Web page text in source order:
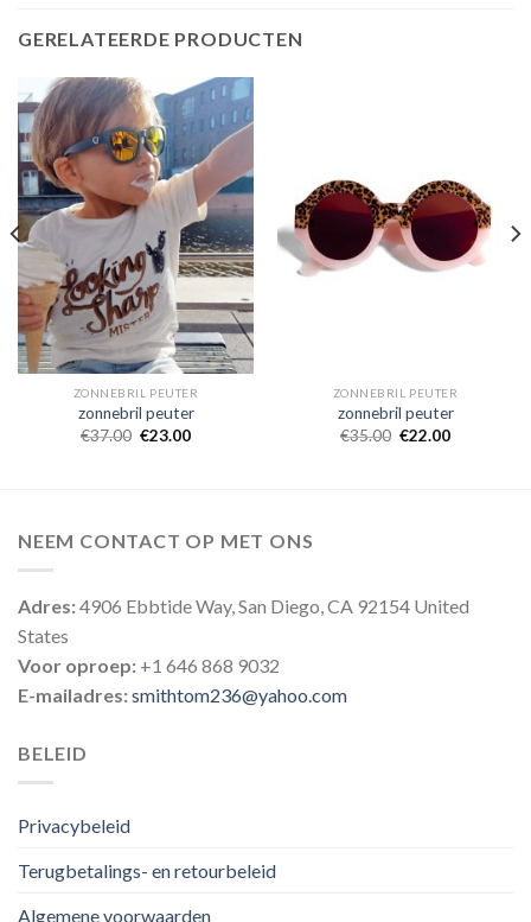
GERELATEERDE PRODUCTEN
ZONNEBRIL PEUTER
zonnebril peuter
€37.00 €23.00
ZONNEBRIL PEUTER
zonnebril peuter
€35.00 €22.00
NEEM CONTACT OP MET ONS
Adres:4906 Ebbtide Way, San Diego, CA 92154 United
States
Voor oproep: +1 646 868 9032
E-mailadres:smithtom236@yahoo.com
BELEID
Privacybeleid
Terugbetalings- en retourbeleid
Algemene voorwaarden